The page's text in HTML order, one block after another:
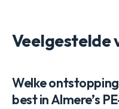
Veelgestelde
Welke
best in Almere’s